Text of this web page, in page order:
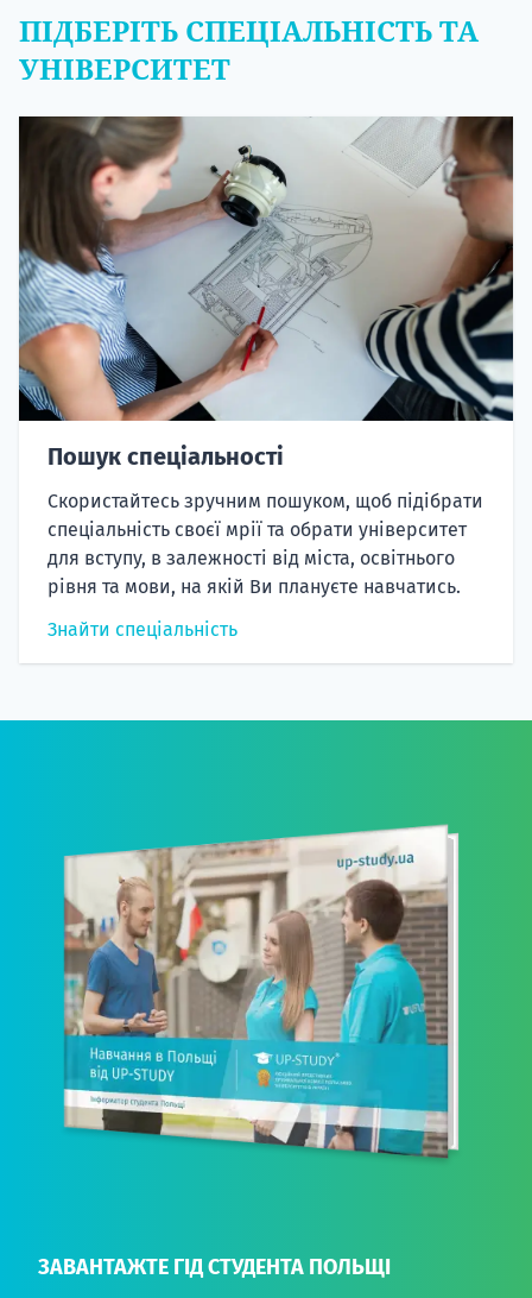
ПІДБЕРІТЬ СПЕЦІАЛЬНІСТЬ ТА
УНІВЕРСИТЕТ
Пошук спеціальності
Скористайтесь зручним пошуком, щоб підібрати
спеціальність своєї мрії та обрати університет
для вступу, в залежності від міста, освітнього
рівня та мови, на якій Ви плануєте навчатись.
Знайти спеціальність
ЗАВАНТАЖТЕ ГІД СТУДЕНТА ПОЛЬЩІ